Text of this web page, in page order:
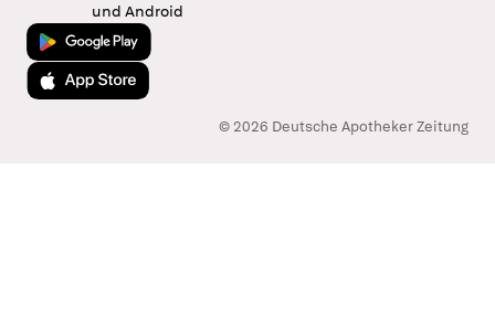
und Android
Jetzt bei Google Play
Laden im App Store
© 2026 Deutsche Apotheker Zeitung